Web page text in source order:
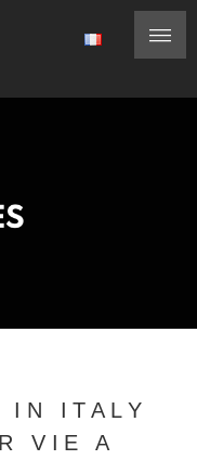
IN ITALY
VIE A